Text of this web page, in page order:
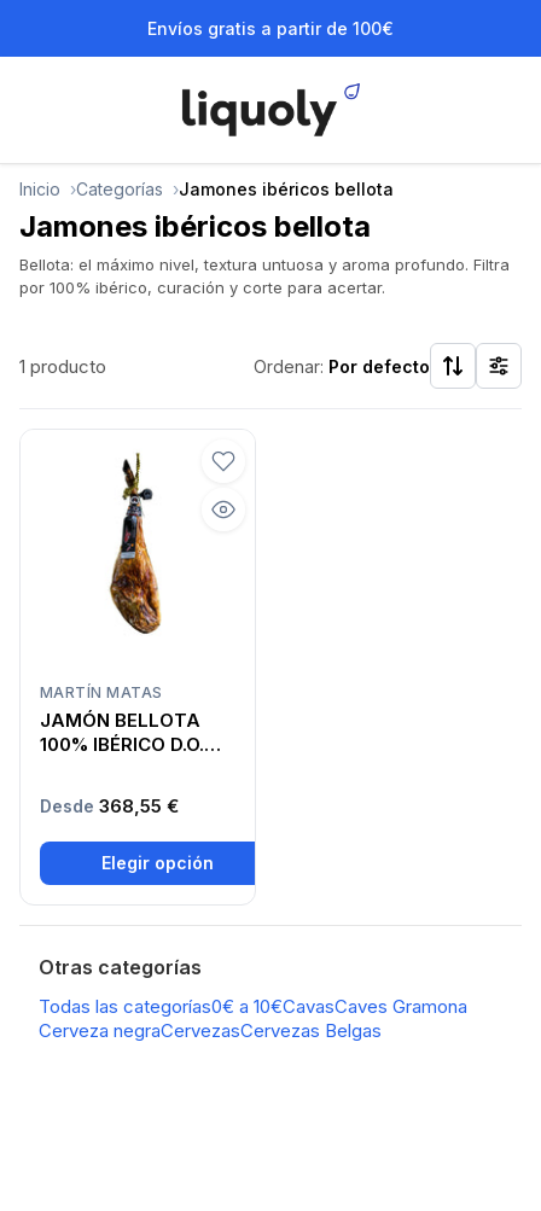
Envíos gratis a partir de 100€
Inicio Categorías Jamones ibéricos bellota
Jamones ibéricos bellota
Bellota: el máximo nivel, textura untuosa y aroma profundo. Filtra
por 100% ibérico, curación y corte para acertar.
1 producto Ordenar: Por defecto
MARTÍN MATAS
JAMÓN BELLOTA
100% IBÉRICO D.O.
Desde 368,55 €
Elegir opción
Otras categorías
Todas las categorías0€ a 10€CavasCaves Gramona
Cerveza negraCervezasCervezas Belgas